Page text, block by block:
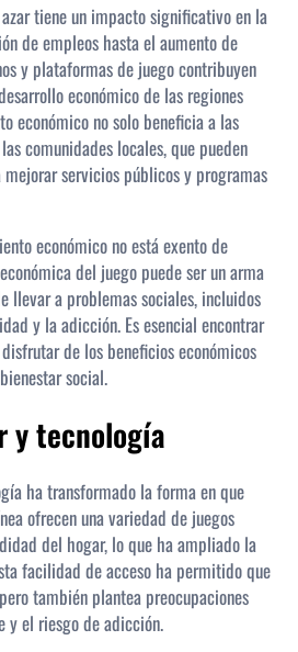
tiene un impacto significativo en la
de empleos hasta el aumento de
y plataformas de juego contribuyen
económico de las regiones
económico no solo beneficia a las
comunidades locales, que pueden
servicios públicos y programas
económico no está exento de
del juego puede ser un arma
llevar a problemas sociales, incluidos
y la adicción. Es esencial encontrar
de los beneficios económicos
social.
y tecnología
ha transformado la forma en que
ofrecen una variedad de juegos
del hogar, lo que ha ampliado la
facilidad de acceso ha permitido que
también plantea preocupaciones
y el riesgo de adicción.